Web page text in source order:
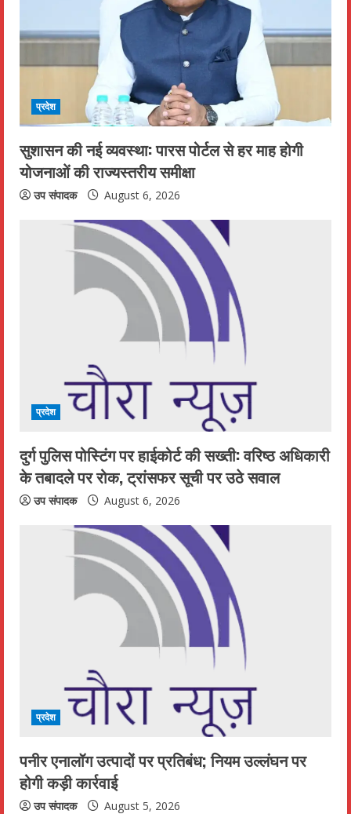
e
a
i
n
g
प्रदेश
सुशासन की नई व्यवस्था: पारस पोर्टल से हर माह होगी
योजनाओं की राज्यस्तरीय समीक्षा
उप संपादक August 6, 2026
प्रदेश
दुर्ग पुलिस पोस्टिंग पर हाईकोर्ट की सख्ती: वरिष्ठ अधिकारी
के तबादले पर रोक, ट्रांसफर सूची पर उठे सवाल
उप संपादक August 6, 2026
प्रदेश
पनीर एनालॉग उत्पादों पर प्रतिबंध; नियम उल्लंघन पर
होगी कड़ी कार्रवाई
उप संपादक August 5, 2026